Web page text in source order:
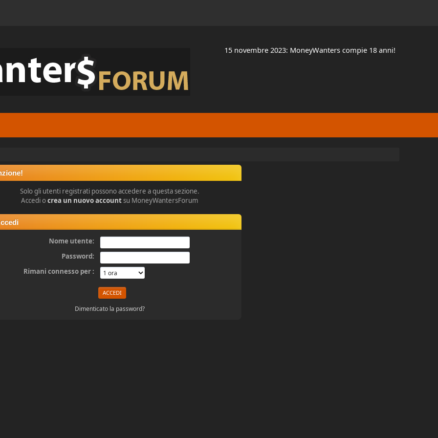
15 novembre 2023: MoneyWanters compie 18 anni!
Solo gli utenti registrati possono accedere a questa sezione.
Accedi ocrea un nuovo accountsu MoneyWantersForum
Nome utente:
Password:
Rimani connesso per :
Dimenticato la password?